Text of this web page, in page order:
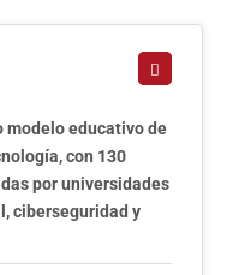
modelo educativo de
con 130
por universidades
ciberseguridad y